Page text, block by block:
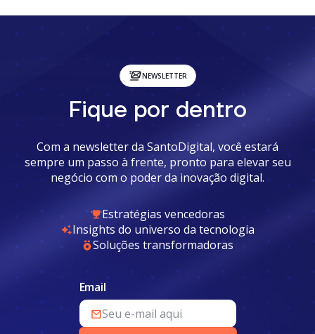
NEWSLETTER
Fique por dentro
Com a newsletter da SantoDigital, você estará
sempre um passo à frente, pronto para elevar seu
negócio com o poder da inovação digital.
Estratégias vencedoras
Insights do universo da tecnologia
Soluções transformadoras
Email